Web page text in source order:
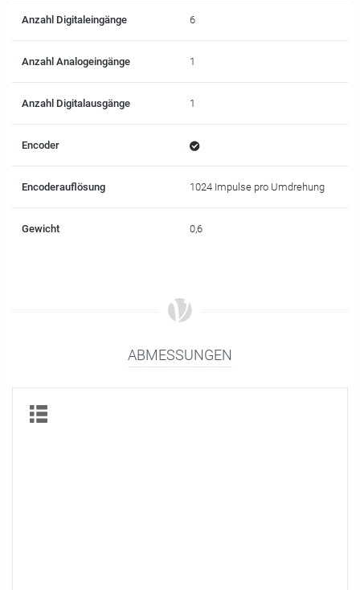
Anzahl Digitaleingänge 6
Anzahl Analogeingänge 1
Anzahl Digitalausgänge 1
Encoder
Encoderauflösung 1024 Impulse pro Umdrehung
Gewicht 0,6
ABMESSUNGEN